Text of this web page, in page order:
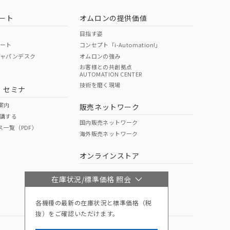
ト
ト
パンデスク
セミナ
内
する
覧（PDF）
オムロンの提供価値
目指す姿
コンセプト「i-Automation!」
オムロンの強み
お客様との共創拠点
AUTOMATION CENTER
技術を磨く現場
販売ネットワーク
国内販売ネットワーク
海外販売ネットワーク
オンラインストア
在庫状況/標準価格 照会
各機種の最新の在庫状況と標準価格（税
抜）をご確認いただけます。